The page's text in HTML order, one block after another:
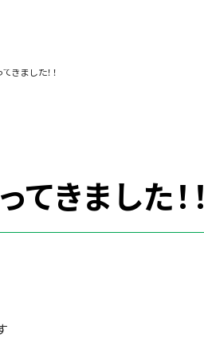
きました！！
きました！！